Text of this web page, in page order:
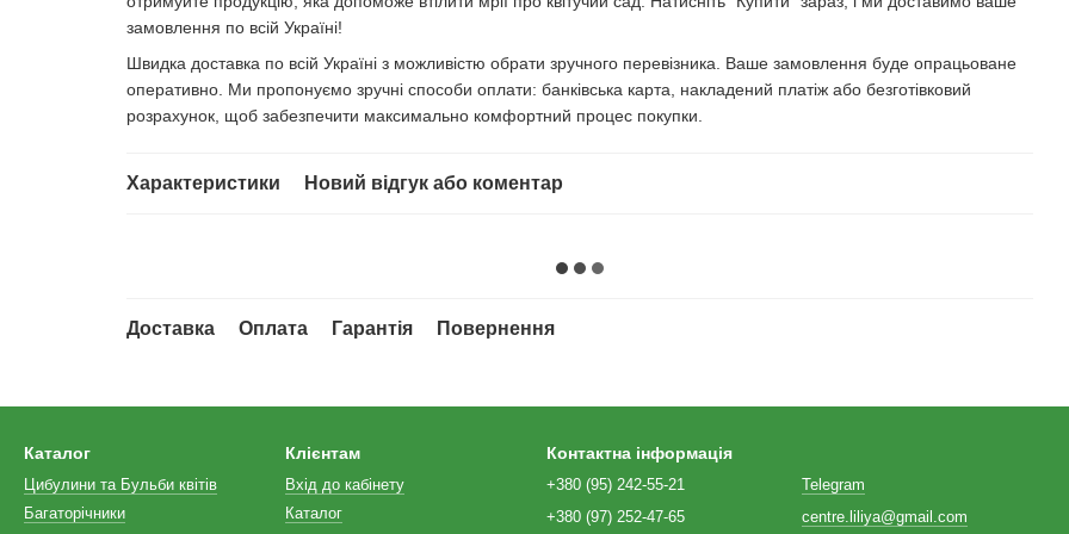
замовлення по всій Україні!
Швидка доставка по всій Україні з можливістю обрати зручного перевізника. Ваше замовлення буде опрацьоване
оперативно. Ми пропонуємо зручні способи оплати: банківська карта, накладений платіж або безготівковий
розрахунок, щоб забезпечити максимально комфортний процес покупки.
Характеристики Новий відгук або коментар
Доставка Оплата Гарантія Повернення
Каталог
Цибулини та Бульби квітів
Багаторічники
Клієнтам
Вхід до кабінету
Каталог
Контактна інформація
+380 (95) 242-55-21
+380 (97) 252-47-65
Telegram
centre.liliya@gmail.com